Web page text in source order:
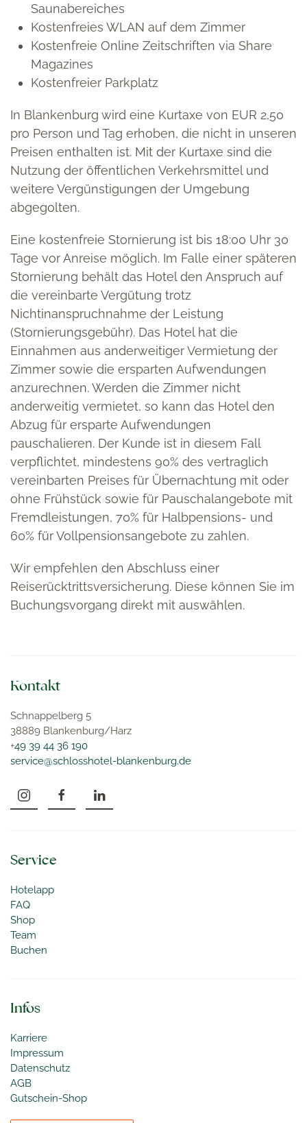
Saunabereiches
Kostenfreies WLAN auf dem Zimmer
Kostenfreie Online Zeitschriften via Share
Magazines
Kostenfreier Parkplatz
In Blankenburg wird eine Kurtaxe von EUR 2,50
pro Person und Tag erhoben, die nicht in unseren
Preisen enthalten ist. Mit der Kurtaxe sind die
Nutzung der öffentlichen Verkehrsmittel und
weitere Vergünstigungen der Umgebung
abgegolten.
Eine kostenfreie Stornierung ist bis 18:00 Uhr 30
Tage vor Anreise möglich. Im Falle einer späteren
Stornierung behält das Hotel den Anspruch auf
die vereinbarte Vergütung trotz
Nichtinanspruchnahme der Leistung
(Stornierungsgebühr). Das Hotel hat die
Einnahmen aus anderweitiger Vermietung der
Zimmer sowie die ersparten Aufwendungen
anzurechnen. Werden die Zimmer nicht
anderweitig vermietet, so kann das Hotel den
Abzug für ersparte Aufwendungen
pauschalieren. Der Kunde ist in diesem Fall
verpflichtet, mindestens 90% des vertraglich
vereinbarten Preises für Übernachtung mit oder
ohne Frühstück sowie für Pauschalangebote mit
Fremdleistungen, 70% für Halbpensions- und
60% für Vollpensionsangebote zu zahlen.
Wir empfehlen den Abschluss einer
Reiserücktrittsversicherung. Diese können Sie im
Buchungsvorgang direkt mit auswählen.
Kontakt
Schnappelberg 5
38889 Blankenburg/Harz
+49 39 44 36 190
service@schlosshotel-blankenburg.de
Service
Hotelapp
FAQ
Shop
Team
Buchen
Infos
Karriere
Impressum
Datenschutz
AGB
Gutschein-Shop